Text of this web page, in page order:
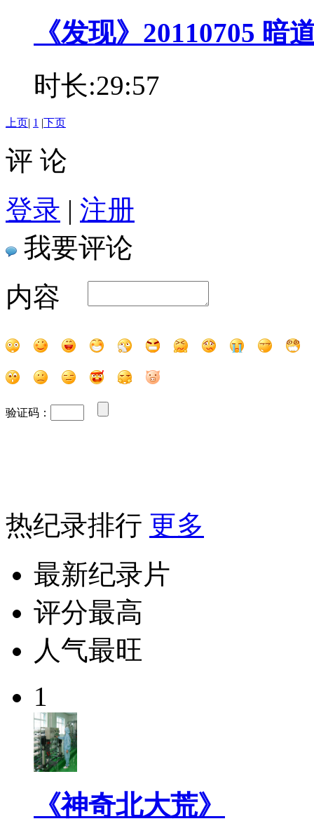
《发现》20110705 暗
时长:29:57
上页| 1 |下页
评 论
登录 | 注册
我要评论
内容
验证码：
热纪录排行 更多
最新纪录片
评分最高
人气最旺
1
《神奇北大荒》